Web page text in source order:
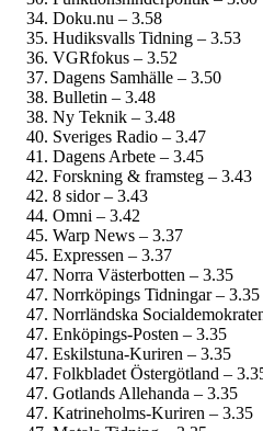
Doku.nu – 3.58
Hudiksvalls Tidning – 3.53
VGRfokus – 3.52
Dagens Samhälle – 3.50
Bulletin – 3.48
Ny Teknik – 3.48
Sveriges Radio – 3.47
Dagens Arbete – 3.45
Forskning & framsteg – 3.43
8 sidor – 3.43
Omni – 3.42
Warp News – 3.37
Expressen – 3.37
Norra Västerbotten – 3.35
Norrköpings Tidningar – 3.35
Norrländska
Enköpings-Posten – 3.35
Eskilstuna-Kuriren – 3.35
Folkbladet Östergötland –
Gotlands Allehanda – 3.35
Katrineholms-Kuriren – 3.35